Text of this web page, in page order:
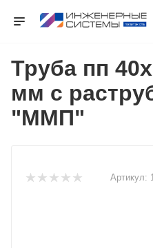
Труба пп
мм с
"ММП"
Артикул: